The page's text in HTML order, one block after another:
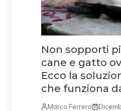
Non sopporti
cane e gatto
Ecco la
che funziona
Marco Ferrero